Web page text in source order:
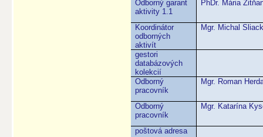
Odborný garant
aktivity 1.1
PhDr. Mária
Koordinátor
odborných
aktivít
Mgr. Michal
gestori
databázových
kolekcií
Odborný
pracovník
Mgr. Roman
Odborný
pracovník
Mgr. Katarína
poštová adresa